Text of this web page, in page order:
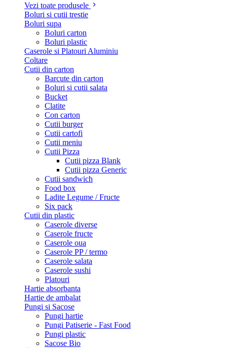
Vezi toate produsele
Boluri si cutii trestie
Boluri supa
Boluri carton
Boluri plastic
Caserole si Platouri Aluminiu
Coltare
Cutii din carton
Barcute din carton
Boluri si cutii salata
Bucket
Clatite
Con carton
Cutii burger
Cutii cartofi
Cutii meniu
Cutii Pizza
Cutii pizza Blank
Cutii pizza Generic
Cutii sandwich
Food box
Ladite Legume / Fructe
Six pack
Cutii din plastic
Caserole diverse
Caserole fructe
Caserole oua
Caserole PP / termo
Caserole salata
Caserole sushi
Platouri
Hartie absorbanta
Hartie de ambalat
Pungi si Sacose
Pungi hartie
Pungi Patiserie - Fast Food
Pungi plastic
Sacose Bio